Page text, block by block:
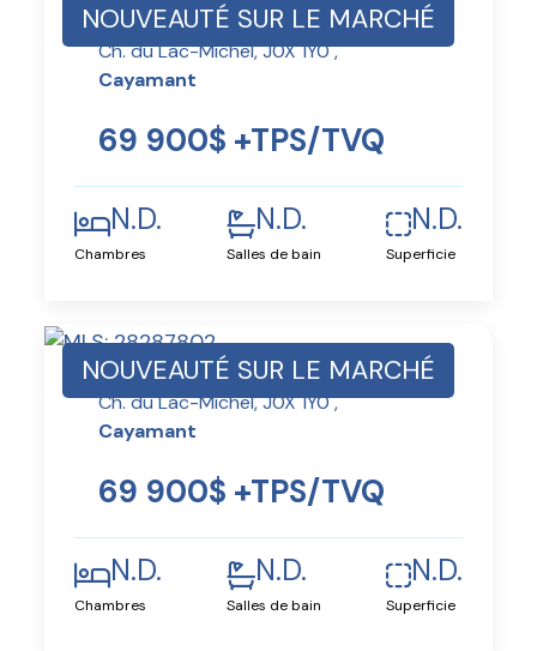
NOUVEAUTÉ SUR LE MARCHÉ
Ch. du Lac-Michel, J0X 1Y0 ,
Cayamant
69 900$ +TPS/TVQ
N.D.
Chambres
N.D.
Salles de bain
N.D.
Superficie
NOUVEAUTÉ SUR LE MARCHÉ
Ch. du Lac-Michel, J0X 1Y0 ,
Cayamant
69 900$ +TPS/TVQ
N.D.
Chambres
N.D.
Salles de bain
N.D.
Superficie